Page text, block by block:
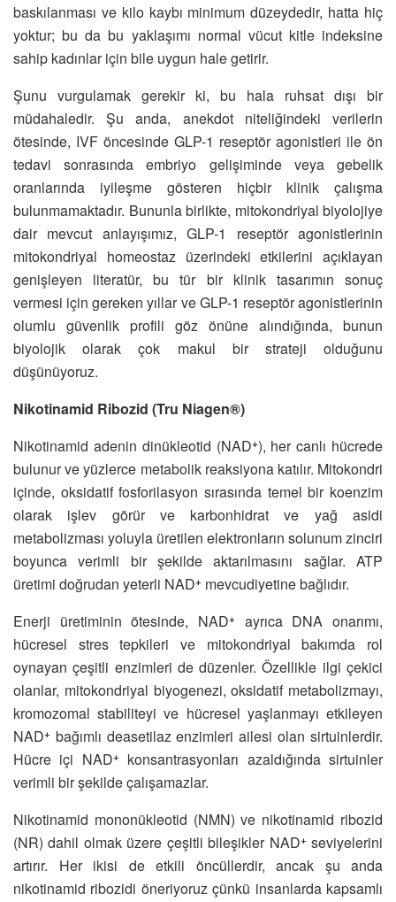
baskılanması ve kilo kaybı minimum düzeydedir, hatta hiç
yoktur; bu da bu yaklaşımı normal vücut kitle indeksine
sahip kadınlar için bile uygun hale getirir.
Şunu vurgulamak gerekir ki, bu hala ruhsat dışı bir
müdahaledir. Şu anda, anekdot niteliğindeki verilerin
ötesinde, IVF öncesinde GLP-1 reseptör agonistleri ile ön
tedavi sonrasında embriyo gelişiminde veya gebelik
oranlarında iyileşme gösteren hiçbir klinik çalışma
bulunmamaktadır. Bununla birlikte, mitokondriyal biyolojiye
dair mevcut anlayışımız, GLP-1 reseptör agonistlerinin
mitokondriyal homeostaz üzerindeki etkilerini açıklayan
genişleyen literatür, bu tür bir klinik tasarımın sonuç
vermesi için gereken yıllar ve GLP-1 reseptör agonistlerinin
olumlu güvenlik profili göz önüne alındığında, bunun
biyolojik olarak çok makul bir strateji olduğunu
düşünüyoruz.
Nikotinamid Ribozid (Tru Niagen®)
Nikotinamid adenin dinükleotid (NAD⁺), her canlı hücrede
bulunur ve yüzlerce metabolik reaksiyona katılır. Mitokondri
içinde, oksidatif fosforilasyon sırasında temel bir koenzim
olarak işlev görür ve karbonhidrat ve yağ asidi
metabolizması yoluyla üretilen elektronların solunum zinciri
boyunca verimli bir şekilde aktarılmasını sağlar. ATP
üretimi doğrudan yeterli NAD⁺ mevcudiyetine bağlıdır.
Enerji üretiminin ötesinde, NAD⁺ ayrıca DNA onarımı,
hücresel stres tepkileri ve mitokondriyal bakımda rol
oynayan çeşitli enzimleri de düzenler. Özellikle ilgi çekici
olanlar, mitokondriyal biyogenezi, oksidatif metabolizmayı,
kromozomal stabiliteyi ve hücresel yaşlanmayı etkileyen
NAD⁺ bağımlı deasetilaz enzimleri ailesi olan sirtuinlerdir.
Hücre içi NAD⁺ konsantrasyonları azaldığında sirtuinler
verimli bir şekilde çalışamazlar.
Nikotinamid mononükleotid (NMN) ve nikotinamid ribozid
(NR) dahil olmak üzere çeşitli bileşikler NAD⁺ seviyelerini
artırır. Her ikisi de etkili öncüllerdir, ancak şu anda
nikotinamid ribozidi öneriyoruz çünkü insanlarda kapsamlı